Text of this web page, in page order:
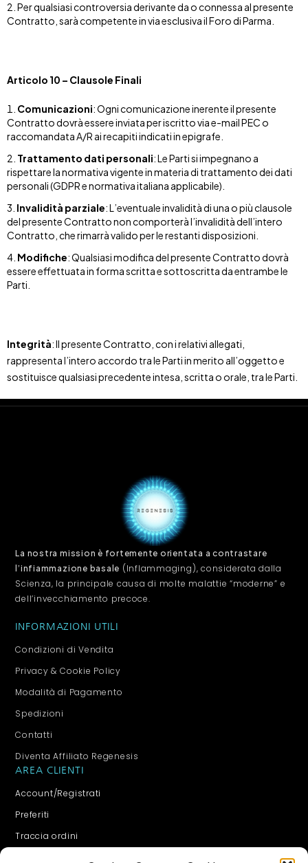
Per qualsiasi controversia derivante da o connessa al presente
Contratto, sarà competente in via esclusiva il Foro di Parma.
Articolo 10 – Clausole Finali
Comunicazioni: Ogni comunicazione inerente il presente
Contratto dovrà essere inviata per iscritto via e-mail PEC o
raccomandata A/R ai recapiti indicati in epigrafe.
Trattamento dati personali: Le Parti si impegnano a
rispettare la normativa vigente in materia di trattamento dei dati
personali (GDPR e normativa italiana applicabile).
Invalidità parziale: L’eventuale invalidità di una o più clausole
del presente Contratto non comporterà l’invalidità dell’intero
Contratto, che rimarrà valido per le restanti disposizioni.
Modifiche: Qualsiasi modifica del presente Contratto dovrà
essere effettuata in forma scritta e sottoscritta da entrambe le
Parti.
Integrità: Il presente Contratto, con i relativi allegati,
rappresenta l’intero accordo tra le Parti in merito all’oggetto e
sostituisce qualsiasi precedente intesa, scritta o orale, tra le Parti.
La nostra mission è fortemente orientata a contrastare
l’infiammazione basale (Inflammaging), considerata dalla
Scienza, la principale causa di molte malattie “moderne” e
dell’invecchiamento precoce.
INFORMAZIONI UTILI
Condizioni di Vendita
Privacy & Cookie Policy
Modalità di Pagamento
Spedizioni
Contatti
Diventa Affiliato Regenesis
AREA CLIENTI
Account/Registrati
Preferiti
Traccia ordini